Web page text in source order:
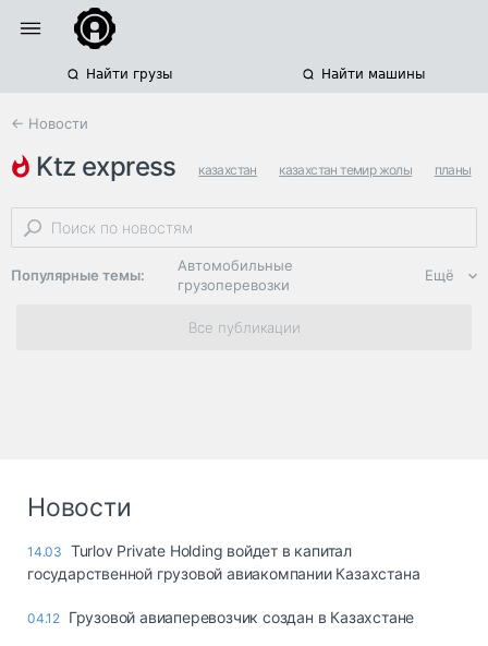
Найти грузы Найти машины
← Новости
ktz express казахстан казахстан темир жолы планы
Популярные темы:
Автомобильные
грузоперевозки
Региональная
логистика
опасные грузы
страхование
Ещё
Все публикации
Новости
14.03 Turlov Private Holding войдет в капитал
государственной грузовой авиакомпании Казахстана
04.12 Грузовой авиаперевозчик создан в Казахстане